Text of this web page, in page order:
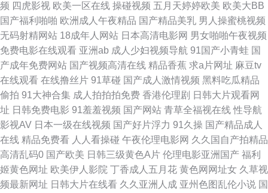
级片链接 97超碰人人妻 黄色福利影院 欧日色网 伊人肏屄网 AVTT色图 国产
区在线不卡9 丝袜足交电影亚洲 91社在线视频 岛国片在线播放 天天色图 a日
本在线视频 玖玖精品网 日韩欧美骚极品 91性爱直播 福利射深夜av 美女被草
网站 神马午夜激情 最新无码伦理片 亚洲性交综合网 岛国片在线播放 免费成
人17c 网站av三级片 91视频综合1 国产日逼网 青青操免费 亚洲口工视频网
址 AV午夜无码 欧美色图日本 变态另类网站 另类海角av 色色天堂网 91官网
大香蕉57 青青草草网 亚洲成人综合网址 97在线尤物国内 国产亚洲日本 天堂
频 四虎影视 欧美一区在线 操碰视频 五月天婷婷欧美 欧美大BB
国产福利啪啪 欧洲成人午夜精品 国产精品美乳 男人操蜜桃视频
无码射精网站 18成年人网站 日本高清电影网 男女啪啪午夜视频
免费电影在线观看 亚洲ab 成人少妇视频导航 91国产小青蛙 国
产成年免费网站 国产视频高清在线 精品香蕉 求a片网址 麻豆tv
在线观看 在线撸丝片 91草碰 国产成人激情视频 黑料吃瓜精品
偷拍 91大神合集 成人拍拍拍免费 香港伦理剧 日韩大片观看网
址 日韩免费电影 91羞羞视频 国产网站 青草全福视在线 性导航
影视AV 日本一级在线视频 国产好片浮力 91久操 国产精品成人
在线 精品免费看 人人看操碰 午夜伦理电影网 久久国自产拍精品
高清乱码0 国产欧美 日韩三级黄色A片 伦理电影亚洲国产 福利
姬黄色网址 欧美伊人影院 丁香成人五月花 黄色网网址女 久草视
频最新网址 日韩大片在线看 久久亚洲人成 亚州色图乱伦小说 国